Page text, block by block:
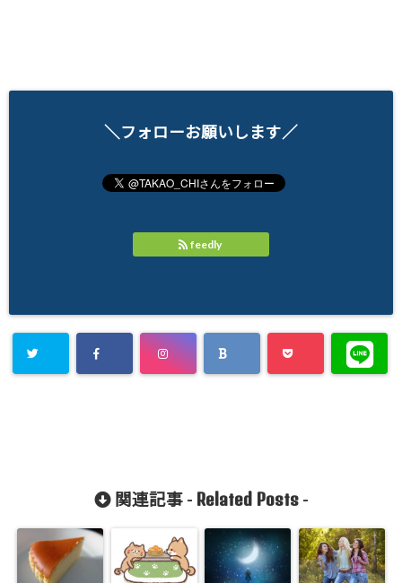
＼フォローお願いします／
feedly
関連記事 - Related Posts-